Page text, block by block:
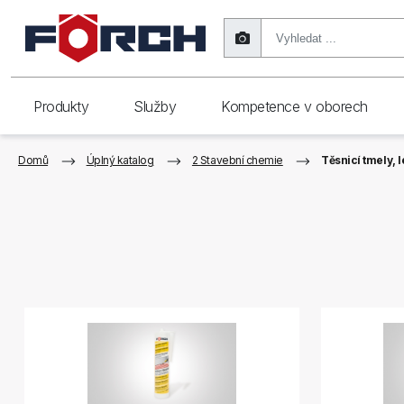
Produkty Služby Kompetence v oborech
Domů Úplný katalog 2 Stavební chemie Těsnicí tmely,